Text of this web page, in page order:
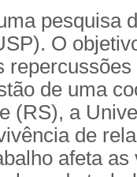
pesquisa
O
de uma
(RS), a
de
afeta